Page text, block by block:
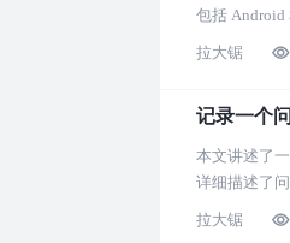
包括 Android
拉大锯
记录一个
本文讲述了
详细描述了
拉大锯